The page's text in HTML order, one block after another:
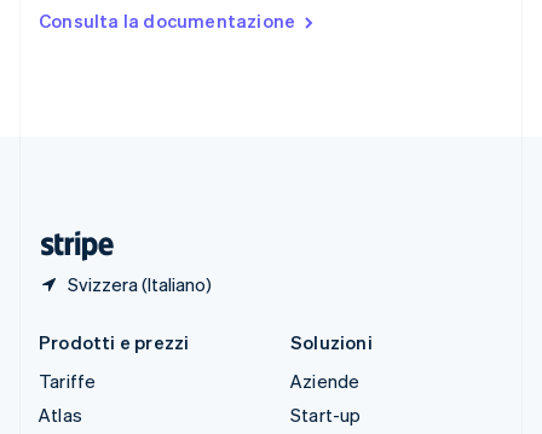
Consulta la documentazione
Svizzera (Italiano)
English Español简体中文
Prodotti e prezzi
Tariffe
Atlas
Soluzioni
Aziende
Start-up